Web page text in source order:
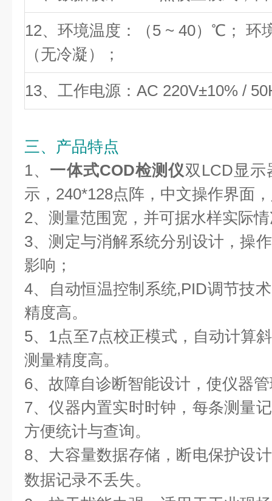
12、环境温度：（5 ~ 40）℃； 环
（无冷凝）；
13、工作电源：AC 220V±10% /
三、产品特点
1、 一体式COD检测仪双LCD显
示，240*128点阵，中文操作界面
2、测量范围宽，并可据水样实际
3、测定与消解系统分别设计，操
影响；
4、自动恒温控制系统,PID调节技
精度高。
5、1点至7点校正模式，自动计算
测量精度高。
6、故障自诊断智能设计，使仪器
7、仪器内置实时时钟，每条测量
方便统计与查询。
8、大容量数据存储，断电保护设
数据记录不丢失。